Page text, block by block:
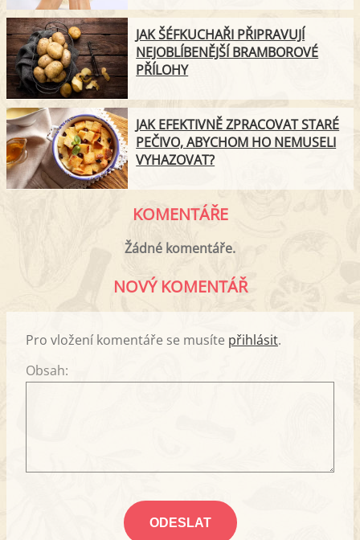
JAK ŠÉFKUCHAŘI PŘIPRAVUJÍ
NEJOBLÍBENĚJŠÍ BRAMBOROVÉ
PŘÍLOHY
JAK EFEKTIVNĚ ZPRACOVAT STARÉ
PEČIVO, ABYCHOM HO NEMUSELI
VYHAZOVAT?
KOMENTÁŘE
Žádné komentáře.
NOVÝ KOMENTÁŘ
Pro vložení komentáře se musíte přihlásit.
Obsah: